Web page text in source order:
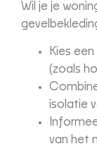
Wil je je
Kies
(zoals
isolatie
van het